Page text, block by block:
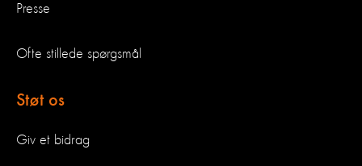
Presse
Ofte stillede spørgsmål
Støt os
Giv et bidrag